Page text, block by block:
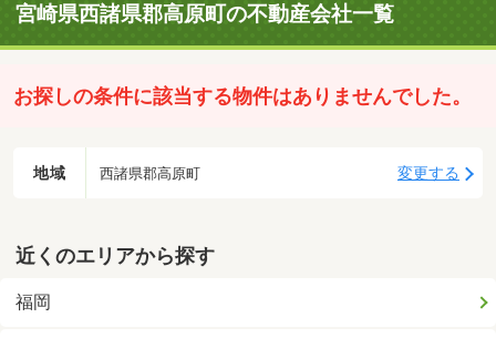
宮崎県西諸県郡高原町の不動産会社一覧
お探しの条件に該当する物件はありませんでした。
地域 西諸県郡高原町 変更する
近くのエリアから探す
福岡